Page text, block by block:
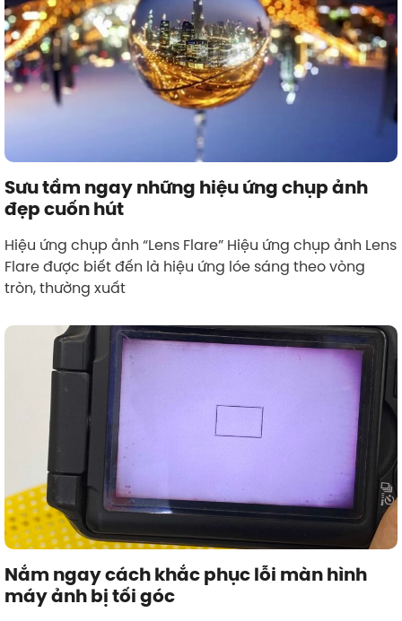
Sưu tầm ngay những hiệu ứng chụp ảnh
đẹp cuốn hút
Hiệu ứng chụp ảnh “Lens Flare” Hiệu ứng chụp ảnh Lens
Flare được biết đến là hiệu ứng lóe sáng theo vòng
tròn, thường xuất
Nắm ngay cách khắc phục lỗi màn hình
máy ảnh bị tối góc